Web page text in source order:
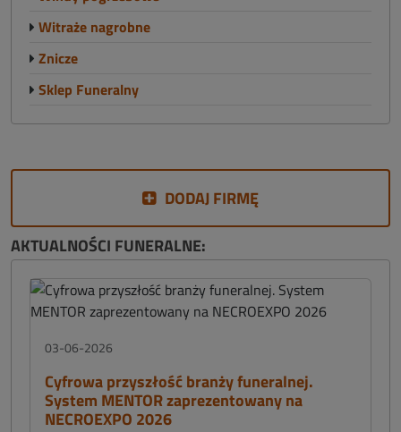
Witraże nagrobne
Znicze
Sklep Funeralny
DODAJ FIRMĘ
AKTUALNOŚCI FUNERALNE:
03-06-2026
Cyfrowa przyszłość branży funeralnej.
System MENTOR zaprezentowany na
NECROEXPO 2026